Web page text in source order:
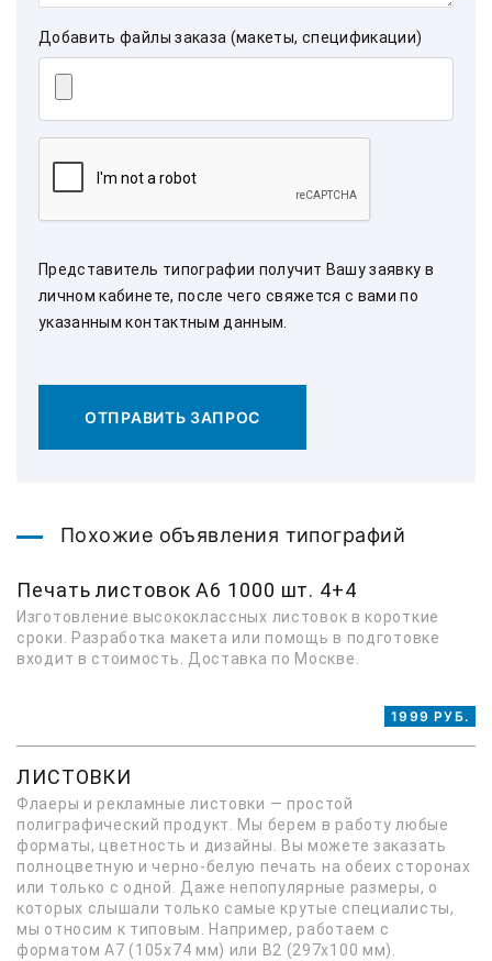
Добавить файлы заказа (макеты, спецификации)
Представитель типографии получит Вашу заявку в
личном кабинете, после чего свяжется с вами по
указанным контактным данным.
ОТПРАВИТЬ ЗАПРОС
Похожие объявления типографий
Печать листовок А6 1000 шт. 4+4
Изготовление высококлассных листовок в короткие
сроки. Разработка макета или помощь в подготовке
входит в стоимость. Доставка по Москве.
1999 РУБ.
ЛИСТОВКИ
Флаеры и рекламные листовки — простой
полиграфический продукт. Мы берем в работу любые
форматы, цветность и дизайны. Вы можете заказать
полноцветную и черно-белую печать на обеих сторонах
или только с одной. Даже непопулярные размеры, о
которых слышали только самые крутые специалисты,
мы относим к типовым. Например, работаем с
форматом А7 (105х74 мм) или В2 (297х100 мм).